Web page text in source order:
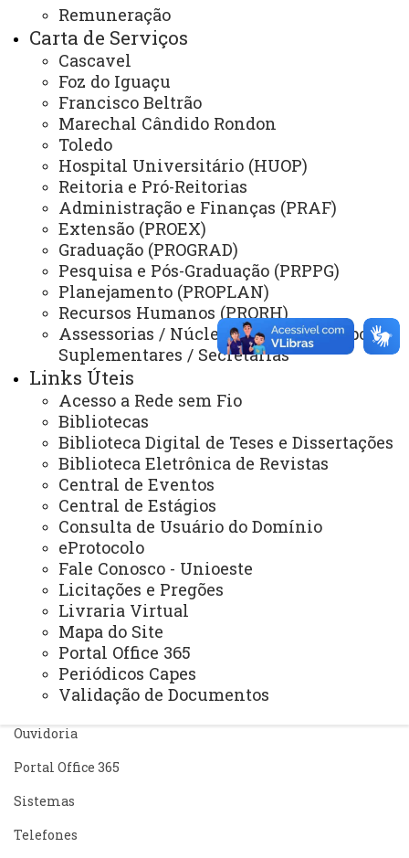
Remuneração
Carta de Serviços
Cascavel
Foz do Iguaçu
Francisco Beltrão
Marechal Cândido Rondon
Toledo
Hospital Universitário (HUOP)
Reitoria e Pró-Reitorias
Administração e Finanças (PRAF)
Extensão (PROEX)
Graduação (PROGRAD)
Pesquisa e Pós-Graduação (PRPPG)
Planejamento (PROPLAN)
Recursos Humanos (PRORH)
Assessorias / Núcleos / Órgãos de Apoio e
Suplementares / Secretarias
Links Úteis
Acesso a Rede sem Fio
Bibliotecas
Biblioteca Digital de Teses e Dissertações
Biblioteca Eletrônica de Revistas
Central de Eventos
Central de Estágios
Consulta de Usuário do Domínio
eProtocolo
Fale Conosco - Unioeste
Licitações e Pregões
Livraria Virtual
Mapa do Site
Portal Office 365
Periódicos Capes
Validação de Documentos
AMISSÃOda Unioeste, como instituição
públicamulticampi
socializar o conhecimento, contribuir com o
desenvolvimento humano, científico, tecnológico e
regional, e comprometer-se com a justiça, a
democracia, a cidadania e a responsabilidade social.
E tem comoVISÃOda Universidade ser
referência como universidade pública na produção e
socialização do conhecimento, comprometida com a
formação de profissionais para atuar com base em
princípios éticos para o exercício da cidadania.
ATUALIZAÇÃO MAIS RECENTE: 29 DE FEVEREIRO
DE 2024
ACESSOS: 87339
Você está aqui:Unioeste Sobre
ACESSE
Acesso Restrito (Editores do Portal)
Arquivo Virtual
Bibliotecas
Identidade Visual
Mapa do Site
Ouvidoria
Portal Office 365
Sistemas
Telefones